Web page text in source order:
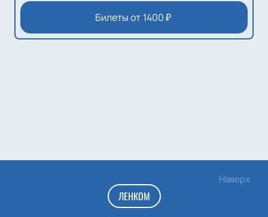
Билеты от 1400₽
Наверх
ЛЕНКОМ